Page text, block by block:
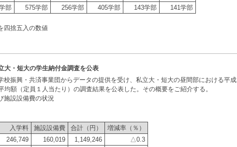
部 575学部 256学部 405学部 143学部 141学部
四捨五入の数値
大・短大の学生納付金調査を公表
校振興・共済事業団からデータの提供を受け、私立大・短大の昼間部における平成
均額（定員１人当たり）の調査結果を公表した。その概要をご紹介する。
施設設備費の状況
入学料 施設設備費 合計（円）
増減率（％）
246,749 160,019 1,149,246
△0.3